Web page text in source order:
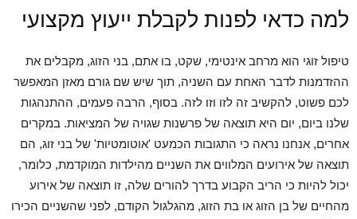
למה כדאי לפנות לקבלת ייעוץ מקצועי
טיפול זוגי הוא מרחב אינטימי, שקט, בו אתם, בני הזוג, מקבלים את
ההזדמנות לדבר האחת עם השניה, תוך שיש שם גורם מאזן המאפשר
לכם פשוט, להקשיב זה לזו וזו לזה. בסוף, הרבה פעמים, ההתנהגות
שלנו ביום, יום היא תוצאה של פרשנות שגויה של המציאות. במקרים
אחרים, אנחנו נראה כי התגובות הכמעט 'אוטומטיות' של בני זוג, הם
תוצאה של אירועים המלווים את השניים מהילדות המוקדמת, כלומר,
יכול להיות כי הריב הקבוע בדרך להורים שלה, זו תוצאה של אירוע
מהחיים של בן הזוג או בת הזוג, מהגלגול הקודם, לפני שהשניים הכירו